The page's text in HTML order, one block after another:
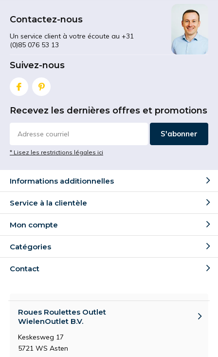
Contactez-nous
Un service client à votre écoute au +31
(0)85 076 53 13
Suivez-nous
Recevez les dernières offres et promotions
S'abonner
* Lisez les restrictions légales ici
Informations additionnelles
Service à la clientèle
Mon compte
Catégories
Contact
Roues Roulettes Outlet
WielenOutlet B.V.
Keskesweg 17
5721 WS Asten